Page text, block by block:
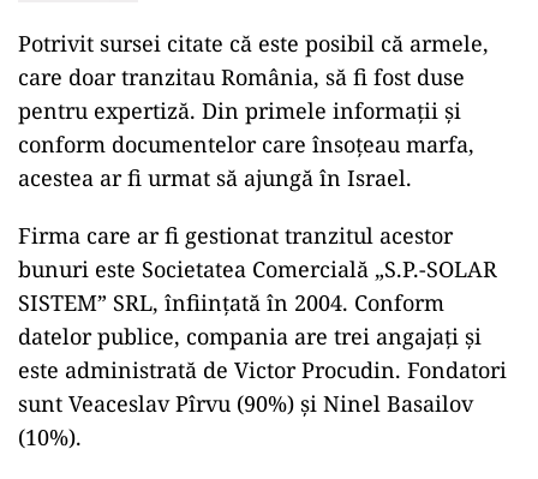
Potrivit sursei citate că este posibil că armele,
care doar tranzitau România, să fi fost duse
pentru expertiză. Din primele informații și
conform documentelor care însoțeau marfa,
acestea ar fi urmat să ajungă în Israel.
Firma care ar fi gestionat tranzitul acestor
bunuri este Societatea Comercială „S.P.-SOLAR
SISTEM” SRL, înființată în 2004. Conform
datelor publice, compania are trei angajați și
este administrată de Victor Procudin. Fondatori
sunt Veaceslav Pîrvu (90%) și Ninel Basailov
(10%).